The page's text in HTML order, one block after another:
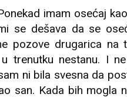
imam osećaj
se dešava da se
pozove drugarica
trenutku nestanu. I
ni bila svesna da
san. Kada bih mogla